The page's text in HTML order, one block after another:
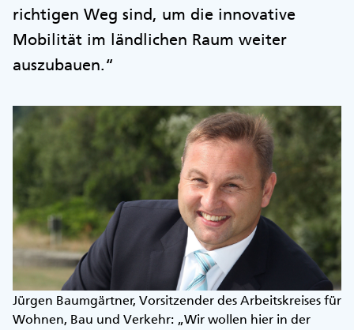
richtigen Weg sind, um die innovative
Mobilität im ländlichen Raum weiter
auszubauen.“
Jürgen Baumgärtner, Vorsitzender des Arbeitskreises für
Wohnen, Bau und Verkehr: „Wir wollen hier in der